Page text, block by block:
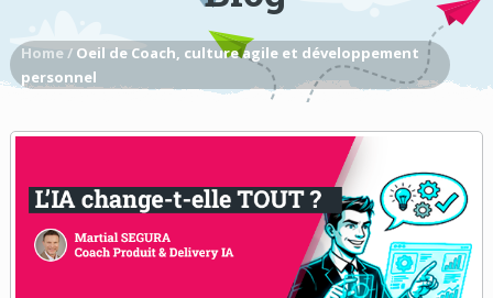
Home / Oeil de Coach, culture agile et développement
personnel